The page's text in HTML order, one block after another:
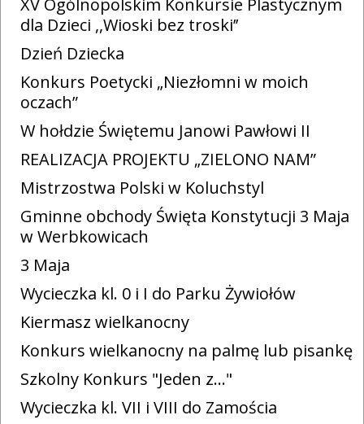
XV Ogólnopolskim Konkursie Plastycznym
dla Dzieci ,,Wioski bez troski’’
Dzień Dziecka
Konkurs Poetycki „Niezłomni w moich
oczach”
W hołdzie Świętemu Janowi Pawłowi II
REALIZACJA PROJEKTU „ZIELONO NAM”
Mistrzostwa Polski w Koluchstyl
Gminne obchody Święta Konstytucji 3 Maja
w Werbkowicach
3 Maja
Wycieczka kl. 0 i I do Parku Żywiołów
Kiermasz wielkanocny
Konkurs wielkanocny na palmę lub pisankę
Szkolny Konkurs "Jeden z..."
Wycieczka kl. VII i VIII do Zamościa